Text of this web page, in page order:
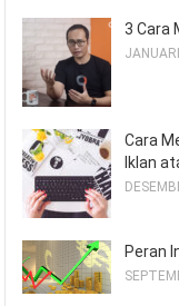
3 Cara
Cara
Iklan
Peran